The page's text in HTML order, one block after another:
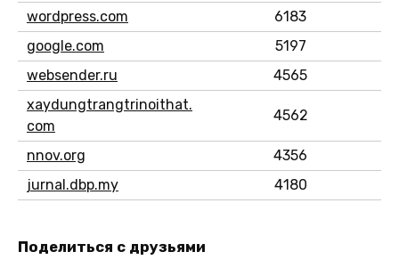
wordpress.com
6183
google.com
5197
websender.ru
4565
xaydungtrangtrinoithat.
com
4562
nnov.org
4356
jurnal.dbp.my
4180
Поделиться с друзьями